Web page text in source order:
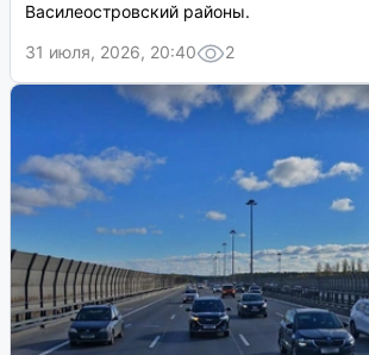
Василеостровский районы.
31 июля, 2026, 20:40
2